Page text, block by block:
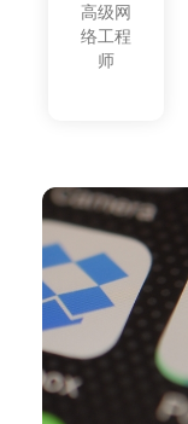
高级网
络工程
师